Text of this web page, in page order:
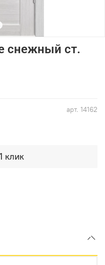
арт. 14162
снежный ст.
клик